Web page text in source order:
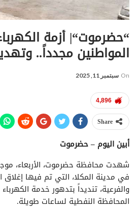
“حضرموت“| أزمة
المواطنين مجدداً..
On سبتمبر 11, 2025
4,896
Share
أبين اليوم – حضرموت
شهدت محافظة حضرموت، الأربعاء،
في مدينة المكلا، التي تم فيها إغلاق
والفرعية، تنديداً بتدهور خدمة
المحافظة النفطية لساعات طويلة.